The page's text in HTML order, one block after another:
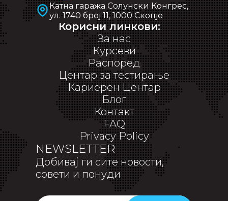
Катна гаража Солунски Конгрес,
ул. 1740 број 11, 1000 Скопје
Корисни линкови:
За нас
Курсеви
Распоред
Центар за тестирање
Кариерен Центар
Блог
Контакт
FAQ
Privacy Policy
NEWSLETTER
Добивај ги сите новости,
совети и понуди